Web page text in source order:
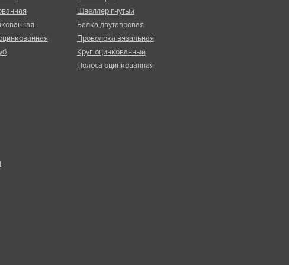
Швеллер гнутый
Балка двутавровая
Проволока вязальная
Круг оцинкованный
Полоса оцинкованная